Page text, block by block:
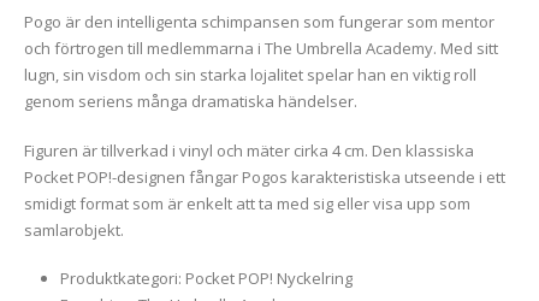
Pogo är den intelligenta schimpansen som fungerar som mentor
och förtrogen till medlemmarna i The Umbrella Academy. Med sitt
lugn, sin visdom och sin starka lojalitet spelar han en viktig roll
genom seriens många dramatiska händelser.
Figuren är tillverkad i vinyl och mäter cirka 4 cm. Den klassiska
Pocket POP!-designen fångar Pogos karakteristiska utseende i ett
smidigt format som är enkelt att ta med sig eller visa upp som
samlarobjekt.
Produktkategori: Pocket POP! Nyckelring